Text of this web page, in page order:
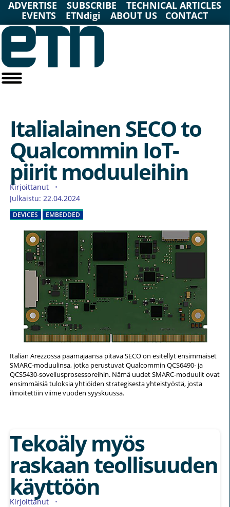
ADVERTISE SUBSCRIBE
TECHNICAL ARTICLES
EVENTS
ETNdigi ABOUT US CONTACT
Italialainen SECO to
Qualcommin IoT-
piirit moduuleihin
Kirjoittanut
Julkaistu: 22.04.2024
DEVICES EMBEDDED
Italian Arezzossa päämajaansa pitävä SECO on esitellyt ensimmäiset
SMARC-moduulinsa, jotka perustuvat Qualcommin QCS6490- ja
QCS5430-sovellusprosessoreihin. Nämä uudet SMARC-moduulit ovat
ensimmäisiä tuloksia yhtiöiden strategisesta yhteistyöstä, josta
ilmoitettiin viime vuoden syyskuussa.
Tekoäly myös
raskaan teollisuuden
käyttöön
Kirjoittanut